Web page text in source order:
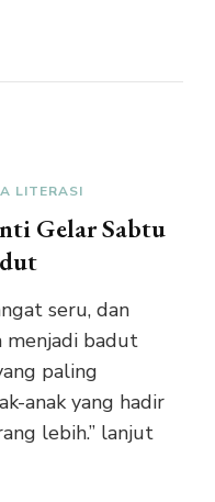
LITERASI
Gelar Sabtu
seru, dan
menjadi badut
paling
anak yang hadir
lebih.” lanjut